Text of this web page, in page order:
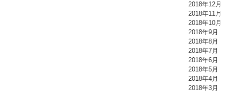
2018年12月
2018年11月
2018年10月
2018年9月
2018年8月
2018年7月
2018年6月
2018年5月
2018年4月
2018年3月